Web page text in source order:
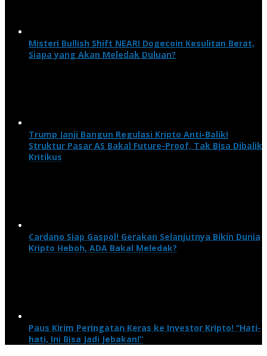
Misteri Bullish Shift NEAR! Dogecoin Kesulitan Berat,
Siapa yang Akan Meledak Duluan?
Trump Janji Bangun Regulasi Kripto Anti-Balik!
Struktur Pasar AS Bakal Future-Proof, Tak Bisa Dibalik
Kritikus
Cardano Siap Gaspol! Gerakan Selanjutnya Bikin Dunia
Kripto Heboh, ADA Bakal Meledak?
Paus Kirim Peringatan Keras ke Investor Kripto! “Hati-
hati, Ini Bisa Jadi Jebakan!”